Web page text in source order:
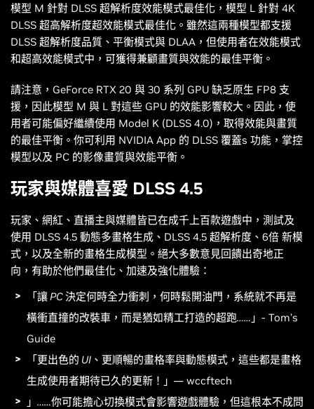
模型 M 針對 DLSS 超解析度效能模式最佳化，模型 L 針對 4K
DLSS 超高解析度超效能模式最佳化。雖然這兩種模型都支援
DLSS 超解析度品質、平衡模式與 DLAA，但使用者在效能模式
和超高效能模式中，可獲得兼顧畫質與效能的最佳平衡。
請注意，GeForce RTX 20 與 30 系列 GPU 缺乏原生 FP8 支
援，因此模型 M 與 L 對這些 GPU 的效能影響較大。因此，使
用者可能偏好繼續使用 Model K (DLSS 4.0)，取得效能與畫質
的最佳平衡。你可利用 NVIDIA App 的 DLSS 覆蓋s 功能，掌控
模型以及 PC 的影像畫質與效能平衡。
玩家與媒體喜愛 DLSS 4.5
玩家、網紅、直播主與媒體皆已在成千上百款遊戲中，測試及
使用 DLSS 4.5 動態多畫格生成、DLSS 4.5 超解析度、6倍 新模
式，以及全新的畫格生成模型。絕大多數意見回饋出奇地正
向，有助於他們最佳化、加速及強化體驗：
「讓 PC 決定何時全力衝刺，何時鬆開油門，系統就不再是
橫衝直撞的改裝車，而是猶如精工打造的超跑…… 」- Tom’s
Guide
「更出色的 UI、更順暢的畫格率與動態模式，這些都是畫格
生成使用者期待已久的更新！」 — wccftech
」……你可能擔心切換模式會影響遊戲體驗，但這根本不成問